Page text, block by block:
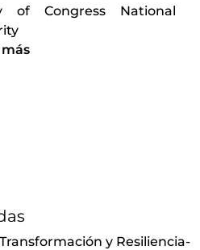
of Congress National
y Resiliencia-